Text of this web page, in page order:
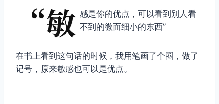
“敏 感是你的优点，可以看到别人看
不到的微而细小的东西”
在书上看到这句话的时候，我用笔画了个圈，做了
记号，原来敏感也可以是优点。